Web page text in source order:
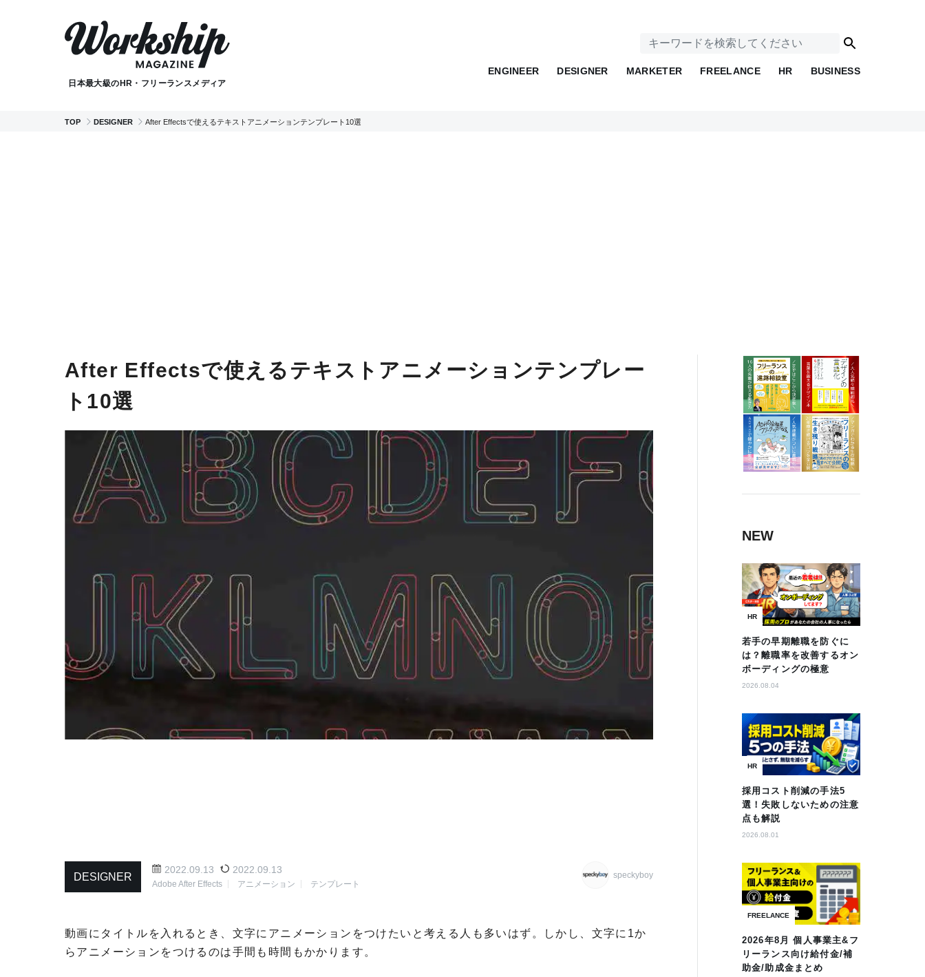
日本最大級のHR・フリーランスメディア
ENGINEER DESIGNER MARKETER FREELANCE HR BUSINESS
TOP DESIGNER After Effectsで使えるテキストアニメーションテンプレート10選
After Effectsで使えるテキストアニメーションテンプレー
ト10選
DESIGNER speckyboy
2022.09.13 2022.09.13
Adobe After Effects アニメーション テンプレート
動画にタイトルを入れるとき、文字にアニメーションをつけたいと考える人も多いはず。しかし、文字に1か
らアニメーションをつけるのは手間も時間もかかります。
NEW
HR
若手の早期離職を防ぐに
は？離職率を改善するオン
ボーディングの極意
2026.08.04
HR
採用コスト削減の手法5
選！失敗しないための注意
点も解説
2026.08.01
FREELANCE
2026年8月 個人事業主&フ
リーランス向け給付金/補
助金/助成金まとめ